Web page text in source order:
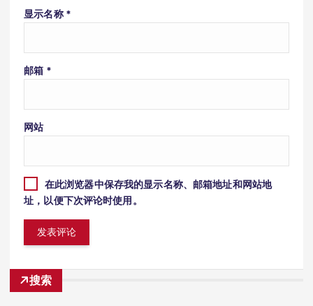
显示名称 *
邮箱 *
网站
在此浏览器中保存我的显示名称、邮箱地址和网站地
址，以便下次评论时使用。
搜索